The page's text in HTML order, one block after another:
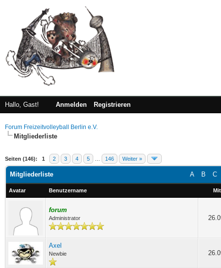
Hallo, Gast! Anmelden Registrieren
Forum Freizeitvolleyball Berlin e.V.
Mitgliederliste
Seiten (146): 1 2 3 4 5 146 Weiter »
A B C
Mitgliederliste
Avatar Benutzername
forum
Administrator
Axel
Newbie